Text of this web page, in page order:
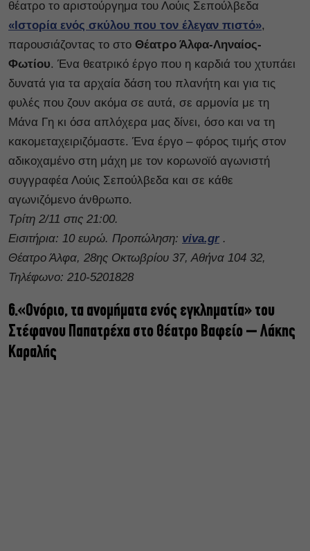
θέατρο το αριστούργημα του Λούις Σεπούλβεδα
«Ιστορία ενός σκύλου που τον έλεγαν πιστό»,
παρουσιάζοντας το στο Θέατρο Άλφα-Ληναίος-
Φωτίου. Ένα θεατρικό έργο που η καρδιά του χτυπάει
δυνατά για τα αρχαία δάση του πλανήτη και για τις
φυλές που ζουν ακόμα σε αυτά, σε αρμονία με τη
Μάνα Γη κι όσα απλόχερα μας δίνει, όσο και να τη
κακομεταχειριζόμαστε. Ένα έργο – φόρος τιμής στον
αδικοχαμένο στη μάχη με τον κορωνοϊό αγωνιστή
συγγραφέα Λούις Σεπούλβεδα και σε κάθε
αγωνιζόμενο άνθρωπο.
Τρίτη 2/11 στις 21:00.
Εισιτήρια: 10 ευρώ. Προπώληση: viva.gr.
Θέατρο Άλφα, 28ης Οκτωβρίου 37, Αθήνα 104 32,
Τηλέφωνο: 210-5201828
6.«Ονόριο, τα ανομήματα ενός εγκληματία» του
Στέφανου Παπατρέχα στο Θέατρο Βαφείο – Λάκης
Καραλής